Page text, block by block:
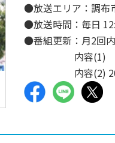
●放送エリア：調布
●放送時間：毎日
●番組更新：月2回
内容(1) 5
内容(2) 20